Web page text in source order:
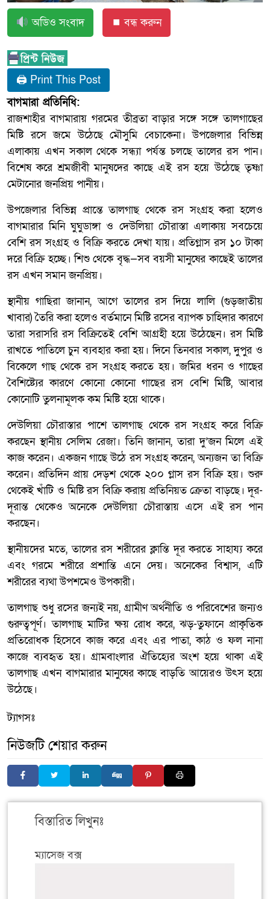
অডিও সংবাদ ⏹ বন্ধ করুন
🖨 Print This Post
বাগমারা প্রতিনিধি:
রাজশাহীর বাগমারায় গরমের তীব্রতা বাড়ার সঙ্গে সঙ্গে তালগাছের
মিষ্টি রসে জমে উঠেছে মৌসুমি বেচাকেনা। উপজেলার বিভিন্ন
এলাকায় এখন সকাল থেকে সন্ধ্যা পর্যন্ত চলছে তালের রস পান।
বিশেষ করে শ্রমজীবী মানুষদের কাছে এই রস হয়ে উঠেছে তৃষ্ণা
মেটানোর জনপ্রিয় পানীয়।
উপজেলার বিভিন্ন প্রান্তে তালগাছ থেকে রস সংগ্রহ করা হলেও
বাগমারার মিনি ঘুঘুডাঙ্গা ও দেউলিয়া চৌরাস্তা এলাকায় সবচেয়ে
বেশি রস সংগ্রহ ও বিক্রি করতে দেখা যায়। প্রতিগ্লাস রস ১০ টাকা
দরে বিক্রি হচ্ছে। শিশু থেকে বৃদ্ধ—সব বয়সী মানুষের কাছেই তালের
রস এখন সমান জনপ্রিয়।
স্থানীয় গাছিরা জানান, আগে তালের রস দিয়ে লালি (গুড়জাতীয়
খাবার) তৈরি করা হলেও বর্তমানে মিষ্টি রসের ব্যাপক চাহিদার কারণে
তারা সরাসরি রস বিক্রিতেই বেশি আগ্রহী হয়ে উঠেছেন। রস মিষ্টি
রাখতে পাতিলে চুন ব্যবহার করা হয়। দিনে তিনবার সকাল, দুপুর ও
বিকেলে গাছ থেকে রস সংগ্রহ করতে হয়। জমির ধরন ও গাছের
বৈশিষ্ট্যের কারণে কোনো কোনো গাছের রস বেশি মিষ্টি, আবার
কোনোটি তুলনামূলক কম মিষ্টি হয়ে থাকে।
দেউলিয়া চৌরাস্তার পাশে তালগাছ থেকে রস সংগ্রহ করে বিক্রি
করছেন স্থানীয় সেলিম রেজা। তিনি জানান, তারা দু’জন মিলে এই
কাজ করেন। একজন গাছে উঠে রস সংগ্রহ করেন, অন্যজন তা বিক্রি
করেন। প্রতিদিন প্রায় দেড়শ থেকে ২০০ গ্লাস রস বিক্রি হয়। শুরু
থেকেই খাঁটি ও মিষ্টি রস বিক্রি করায় প্রতিনিয়ত ক্রেতা বাড়ছে। দূর-
দূরান্ত থেকেও অনেকে দেউলিয়া চৌরাস্তায় এসে এই রস পান
করছেন।
স্থানীয়দের মতে, তালের রস শরীরের ক্লান্তি দূর করতে সাহায্য করে
এবং গরমে শরীরে প্রশান্তি এনে দেয়। অনেকের বিশ্বাস, এটি
শরীরের ব্যথা উপশমেও উপকারী।
তালগাছ শুধু রসের জন্যই নয়, গ্রামীণ অর্থনীতি ও পরিবেশের জন্যও
গুরুত্বপূর্ণ। তালগাছ মাটির ক্ষয় রোধ করে, ঝড়-তুফানে প্রাকৃতিক
প্রতিরোধক হিসেবে কাজ করে এবং এর পাতা, কাঠ ও ফল নানা
কাজে ব্যবহৃত হয়। গ্রামবাংলার ঐতিহ্যের অংশ হয়ে থাকা এই
তালগাছ এখন বাগমারার মানুষের কাছে বাড়তি আয়েরও উৎস হয়ে
উঠেছে।
ট্যাগসঃ
নিউজটি শেয়ার করুন
বিস্তারিত লিখুনঃ
ম্যাসেজ বক্স